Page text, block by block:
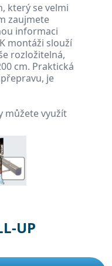
který se velmi
zaujmete
informaci
montáži slouží
rozložitelná,
cm. Praktická
je
můžete využít
UP